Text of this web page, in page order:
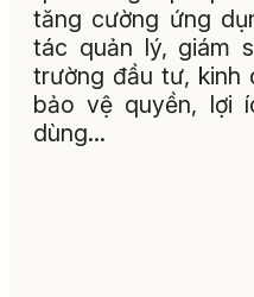
tăng cường ứng
tác quản lý, giám
trường đầu tư, kinh
bảo vệ quyền, lợi
dùng…